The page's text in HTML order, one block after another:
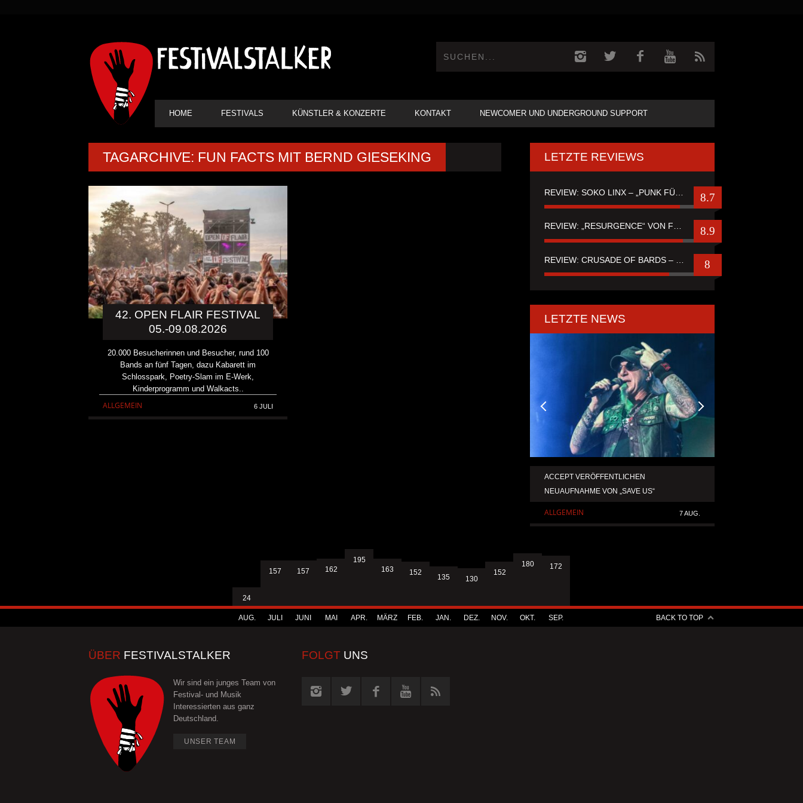
HAUPT-
NAVIGATION
HOME FESTIVALS KÜNSTLER & KONZERTE KONTAKT NEWCOMER UND UNDERGROUND SUPPORT
TAGARCHIVE: FUN FACTS MIT BERND GIESEKING
42. OPEN FLAIR FESTIVAL
05.-09.08.2026
20.000 Besucherinnen und Besucher, rund 100
Bands an fünf Tagen, dazu Kabarett im
Schlosspark, Poetry-Slam im E-Werk,
Kinderprogramm und Walkacts..
ALLGEMEIN 6 JULI
LETZTE REVIEWS
8.7
REVIEW: „RESURGENCE“ VON FUTURE PALACE 8.9
8
LETZTE NEWS
ACCEPT VERÖFFENTLICHEN
NEUAUFNAHME VON „SAVE US“
ALLGEMEIN 7 AUG.
24
AUG.
157
JULI
157
JUNI
162
MAI
195
APR.
163
MÄRZ
152
FEB.
135
JAN.
130
DEZ.
152
NOV.
180
OKT.
172
SEP. BACK TO TOP
ÜBER FESTIVALSTALKER
Wir sind ein junges Team von
Festival- und Musik
Interessierten aus ganz
Deutschland.
UNSER TEAM
FOLGT UNS